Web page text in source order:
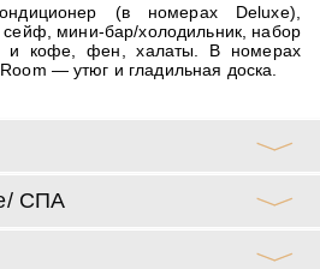
(в номерах Deluxe),
сейф, мини-бар/холодильник, набор
и кофе, фен, халаты. В номерах
— утюг и гладильная доска.
СПА